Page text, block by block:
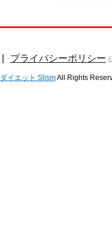
プライバシーポリシー
ダイエット SlismAll Rights